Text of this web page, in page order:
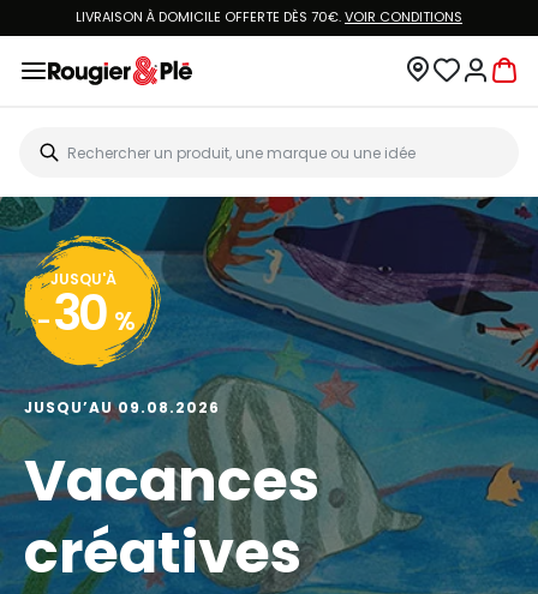
LIVRAISON À DOMICILE OFFERTE DÈS 70€.VOIR CONDITIONS
JUSQU'À
- 30 %
JUSQU’AU 09.08.2026
Vacances
créatives